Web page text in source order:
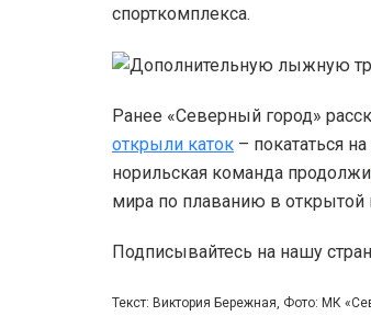
спорткомплекса.
Ранее «Северный город»
открыли каток – покататься
норильская команда
мира по плаванию в открытой
Подписывайтесь на нашу
Текст: Виктория Бережная, Фото: МК